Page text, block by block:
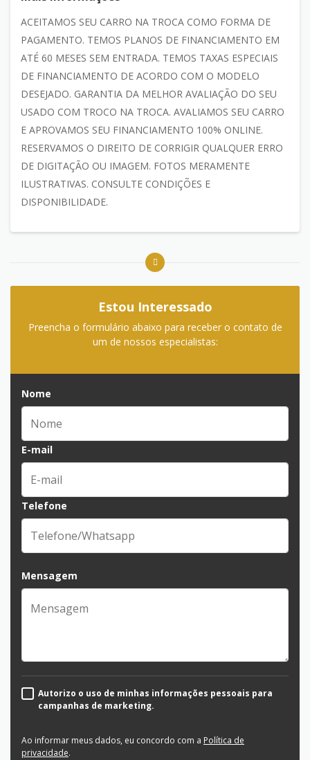
ACEITAMOS SEU CARRO NA TROCA COMO FORMA DE
PAGAMENTO. TEMOS PLANOS DE FINANCIAMENTO EM
ATÉ 60 MESES SEM ENTRADA. TEMOS TAXAS ESPECIAIS
DE FINANCIAMENTO DE ACORDO COM O MODELO
DESEJADO. GARANTIA DA MELHOR AVALIAÇÃO DO SEU
USADO COM TROCO NA TROCA. AVALIAMOS SEU CARRO
E APROVAMOS SEU FINANCIAMENTO 100% ONLINE.
RESERVAMOS O DIREITO DE CORRIGIR QUALQUER ERRO
DE DIGITAÇÃO OU IMAGEM. FOTOS MERAMENTE
ILUSTRATIVAS. CONSULTE CONDIÇÕES E
DISPONIBILIDADE.
Estou Interessado
Preencha o formulário abaixo para receber o contato de
um de nossos especialistas:
Nome
E-mail
Telefone
Mensagem
Autorizo o uso de minhas informações pessoais para
campanhas de marketing.
Ao informar meus dados, eu concordo com a Política de
privacidade.